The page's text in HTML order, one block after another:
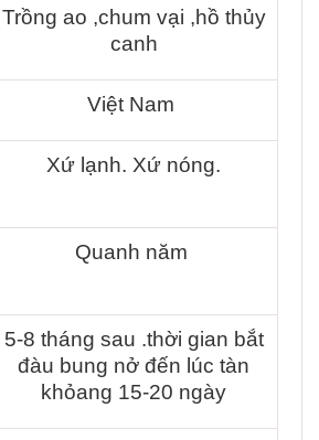
Trồng ao ,chum vại ,hồ thủy
canh
Việt Nam
Xứ lạnh. Xứ nóng.
Quanh năm
5-8 tháng sau .thời gian bắt
đàu bung nở đến lúc tàn
khỏang 15-20 ngày